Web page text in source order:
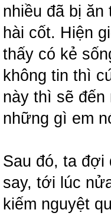
nhiều đã bị ăn
hài cốt. Hiện
thấy có kẻ
không tin thì
này thì sẽ đến
những gì em
Sau đó, ta đợi
say, tới lúc
kiếm nguyệt